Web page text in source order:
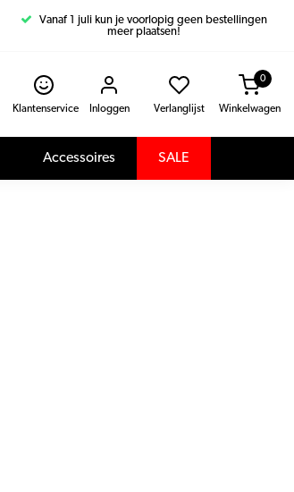
Vanaf 1 juli kun je voorlopig geen bestellingen
meer plaatsen!
Klantenservice Inloggen Verlanglijst Winkelwagen
0
Accessoires SALE